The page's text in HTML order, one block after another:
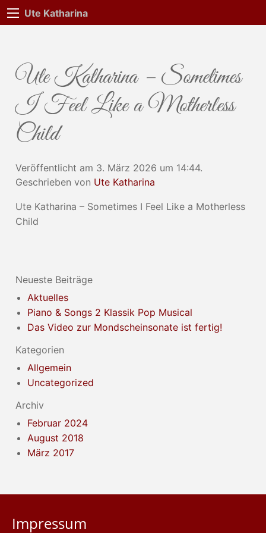
Ute Katharina
Ute Katharina – Sometimes
I Feel Like a Motherless
Child
Veröffentlicht am 3. März 2026 um 14:44.
Geschrieben von Ute Katharina
Ute Katharina – Sometimes I Feel Like a Motherless
Child
Neueste Beiträge
Aktuelles
Piano & Songs 2 Klassik Pop Musical
Das Video zur Mondscheinsonate ist fertig!
Kategorien
Allgemein
Uncategorized
Archiv
Februar 2024
August 2018
März 2017
Impressum